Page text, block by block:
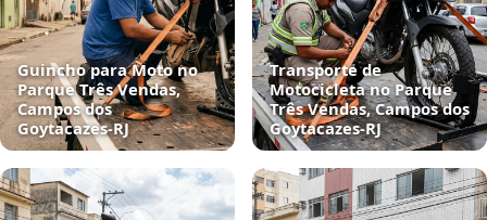
Guincho para Moto no
Parque Três Vendas,
Campos dos
Goytacazes‑RJ
Transporte de
Motocicleta no Parque
Três Vendas, Campos dos
Goytacazes‑RJ